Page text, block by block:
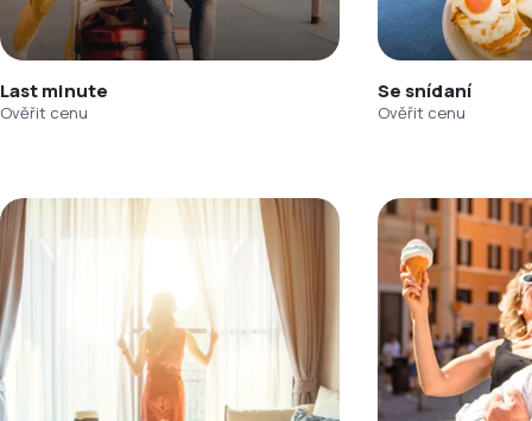
Last minute
Ověřit cenu
Se snídaní
Ověřit cenu